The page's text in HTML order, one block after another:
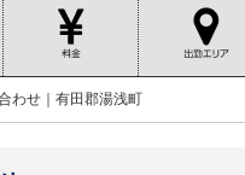
わせ｜有田郡湯浅町